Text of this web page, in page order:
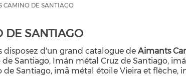
CAMINO DE SANTIAGO
DE SANTIAGO
disposez d'un grand catalogue de Aimants
Santiago, Imán métal Cruz de Santiago,
Santiago, imã métal étoile Vieira et